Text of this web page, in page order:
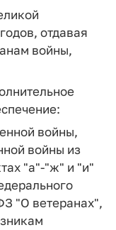
отдавая
войны,
войны,
войны из
"а"-"ж" и "и"
"О ветеранах",